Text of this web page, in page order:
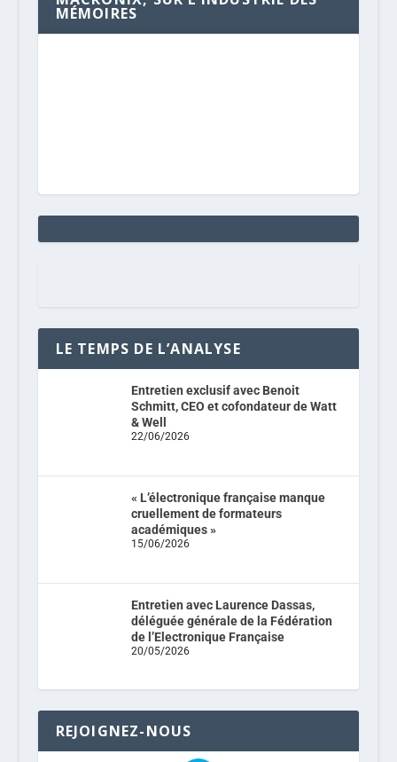
MÉMOIRES
LE TEMPS DE L’ANALYSE
Entretien exclusif avec Benoit
Schmitt, CEO et cofondateur de Watt
& Well
22/06/2026
« L’électronique française manque
cruellement de formateurs
académiques »
15/06/2026
Entretien avec Laurence Dassas,
déléguée générale de la Fédération
de l’Electronique Française
20/05/2026
REJOIGNEZ-NOUS